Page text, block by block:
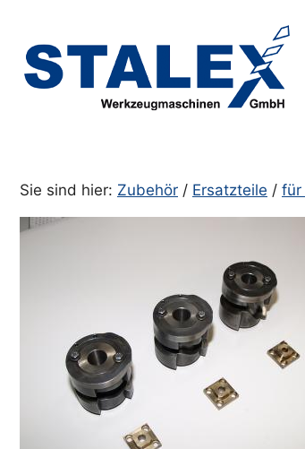
springen
Sie sind hier: Zubehör / Ersatzteile / für